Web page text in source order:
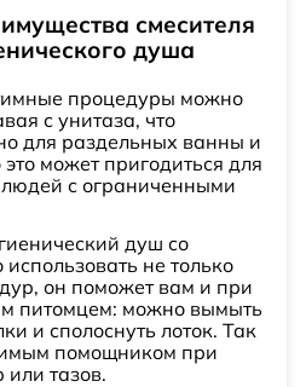
смесителя
душа
процедуры можно
с унитаза, что
для раздельных ванны и
может пригодиться для
с ограниченными
душ со
не только
он поможет вам и при
питомцем: можно вымыть
и сполоснуть лоток. Так
помощником при
тазов.